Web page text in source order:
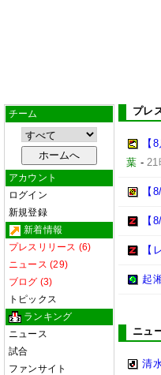
チーム
アカウント
ログイン
新規登録
新着情報
プレスリリース (6)
ニュース (29)
ブログ (3)
トピックス
ランキング
ニュース
試合
ファンサイト
プレ
【
葉 -21
【
【
【
起
ニュ
清